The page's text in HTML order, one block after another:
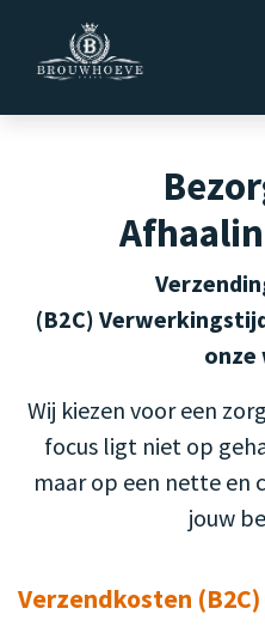
Overslaan naar inhoud
(B2C)
onze
Wij kiezen voor een
focus ligt niet op
maar op een nette en
jouw
Verzendkosten (B2C)